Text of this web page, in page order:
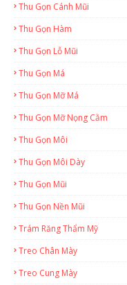
Thu Gọn Cánh Mũi
Thu Gọn Hàm
Thu Gọn Lỗ Mũi
Thu Gọn Má
Thu Gọn Mỡ Má
Thu Gọn Mỡ Nọng Cằm
Thu Gọn Môi
Thu Gọn Môi Dày
Thu Gọn Mũi
Thu Gọn Nền Mũi
Trám Răng Thẩm Mỹ
Treo Chân Mày
Treo Cung Mày